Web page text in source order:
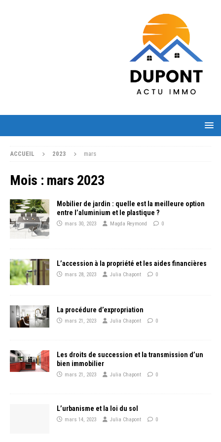
ACCUEIL 2023 mars
Mois : mars 2023
Mobilier de jardin : quelle est la meilleure option
entre l’aluminium et le plastique ?
mars 30, 2023 Magda Reymond 0
L’accession à la propriété et les aides financières
mars 28, 2023 Julia Chapont 0
La procédure d’expropriation
mars 21, 2023 Julia Chapont 0
Les droits de succession et la transmission d’un
bien immobilier
mars 21, 2023 Julia Chapont 0
L’urbanisme et la loi du sol
mars 14, 2023 Julia Chapont 0